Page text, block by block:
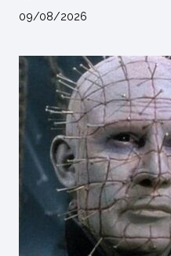
09/08/2026